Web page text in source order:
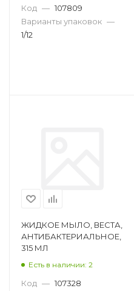
Код — 107809
Варианты упаковок —
1/12
ЖИДКОЕ МЫЛО, ВЕСТА,
АНТИБАКТЕРИАЛЬНОЕ,
315 МЛ
Есть в наличии: 2
Код — 107328